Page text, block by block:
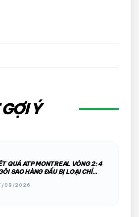
Ý
QUẢ ATP MONTREAL VÒNG 2: 4
SAO HÀNG ĐẦU BỊ LOẠI CHỈ
08/2026